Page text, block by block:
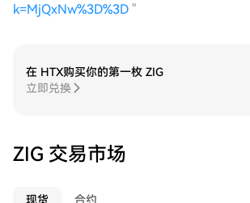
k=MjQxNw%3D%3D "
在 HTX购买你的第一枚 ZIG
立即兑换
ZIG 交易市场
现货 合约